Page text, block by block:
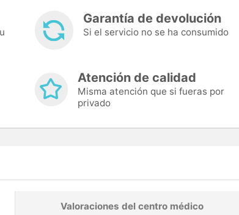
Garantía de devolución
Si el servicio no se ha consumido
Atención de calidad
Misma atención que si fueras por
privado
Valoraciones del centro médico